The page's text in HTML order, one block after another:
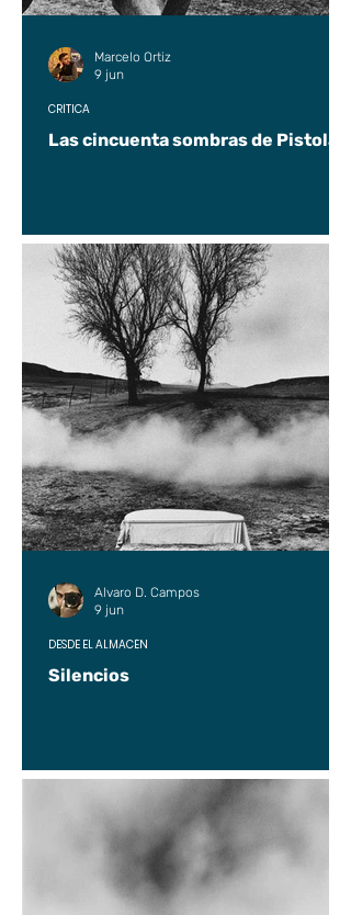
Las cincuenta sombras de Pistolas
CRÍTICA
Marcelo Ortiz
9 jun
Silencios
DESDE EL ALMACÉN
Alvaro D. Campos
9 jun